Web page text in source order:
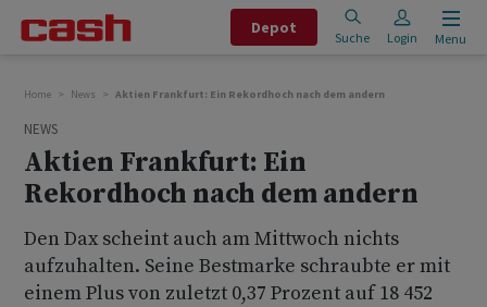
Depot
Suche Login Menu
Home News Aktien Frankfurt: Ein Rekordhoch nach dem andern
NEWS
Aktien Frankfurt: Ein
Rekordhoch nach dem andern
Den Dax scheint auch am Mittwoch nichts
aufzuhalten. Seine Bestmarke schraubte er mit
einem Plus von zuletzt 0,37 Prozent auf 18 452